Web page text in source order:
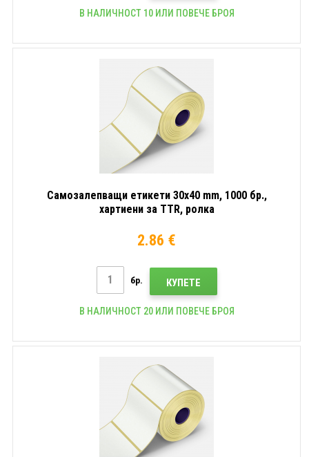
В НАЛИЧНОСТ 10 ИЛИ ПОВЕЧЕ БРОЯ
Самозалепващи етикети 30x40 mm, 1000 бр.,
хартиени за TTR, ролка
2.86 €
бр. КУПЕТЕ
В НАЛИЧНОСТ 20 ИЛИ ПОВЕЧЕ БРОЯ